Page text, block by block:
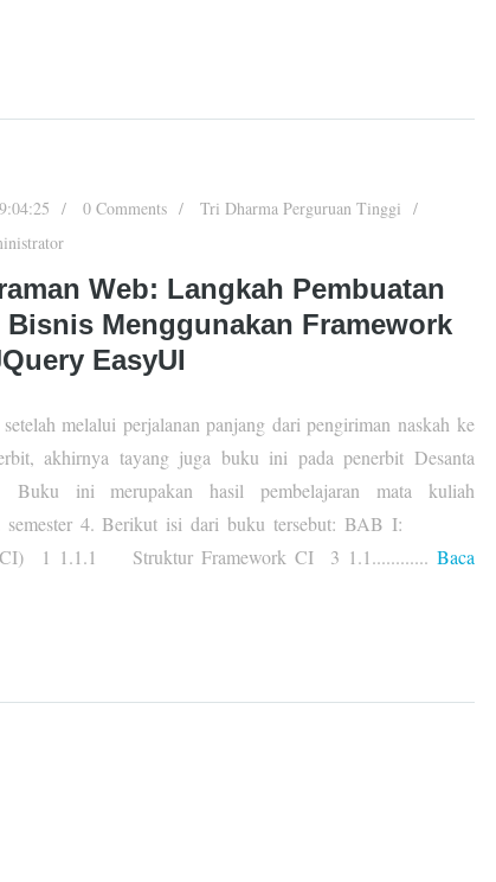
0 Comments
Tri Dharma Perguruan Tinggi
Web: Langkah Pembuatan
Menggunakan Framework
EasyUI
melalui perjalanan panjang dari pengiriman naskah ke
akhirnya tayang juga buku ini pada penerbit Desanta
Buku ini merupakan hasil pembelajaran mata kuliah
semester 4. Berikut isi dari buku tersebut: BAB I:
1 1.1.1 Struktur Framework CI 3 1.1............ Baca